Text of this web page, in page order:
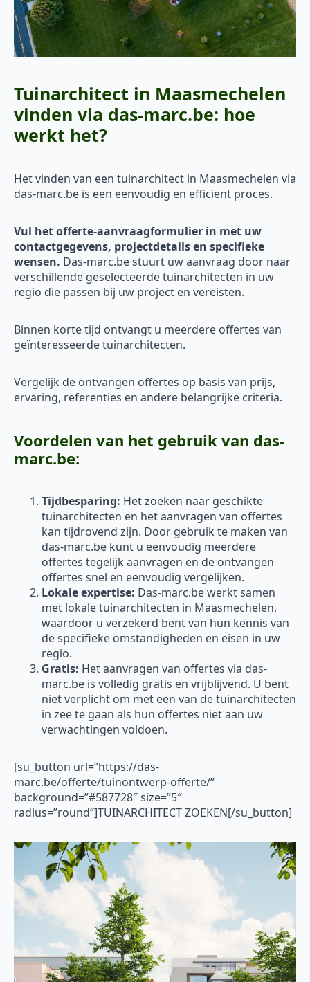
Tuinarchitect in Maasmechelen
vinden via das-marc.be: hoe
werkt het?
Het vinden van een tuinarchitect in Maasmechelen via
das-marc.be is een eenvoudig en efficiënt proces.
Vul het offerte-aanvraagformulier in met uw
contactgegevens, projectdetails en specifieke
wensen. Das-marc.be stuurt uw aanvraag door naar
verschillende geselecteerde tuinarchitecten in uw
regio die passen bij uw project en vereisten.
Binnen korte tijd ontvangt u meerdere offertes van
geïnteresseerde tuinarchitecten.
Vergelijk de ontvangen offertes op basis van prijs,
ervaring, referenties en andere belangrijke criteria.
Voordelen van het gebruik van das-
marc.be:
Tijdbesparing: Het zoeken naar geschikte
tuinarchitecten en het aanvragen van offertes
kan tijdrovend zijn. Door gebruik te maken van
das-marc.be kunt u eenvoudig meerdere
offertes tegelijk aanvragen en de ontvangen
offertes snel en eenvoudig vergelijken.
Lokale expertise: Das-marc.be werkt samen
met lokale tuinarchitecten in Maasmechelen,
waardoor u verzekerd bent van hun kennis van
de specifieke omstandigheden en eisen in uw
regio.
Gratis: Het aanvragen van offertes via das-
marc.be is volledig gratis en vrijblijvend. U bent
niet verplicht om met een van de tuinarchitecten
in zee te gaan als hun offertes niet aan uw
verwachtingen voldoen.
[su_button url=”https://das-
marc.be/offerte/tuinontwerp-offerte/”
background=”#587728″ size=”5″
radius=”round”]TUINARCHITECT ZOEKEN[/su_button]